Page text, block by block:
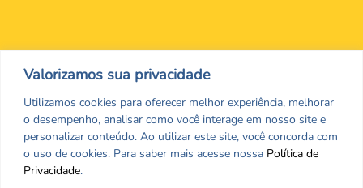
Valorizamos sua privacidade
Utilizamos cookies para oferecer melhor experiência, melhorar
o desempenho, analisar como você interage em nosso site e
personalizar conteúdo. Ao utilizar este site, você concorda com
o uso de cookies. Para saber mais acesse nossa Política de
Privacidade.